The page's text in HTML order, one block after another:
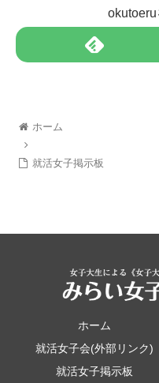
ホーム
就活女子掲示板
ホーム
就活女子会(外部リンク)
就活女子掲示板